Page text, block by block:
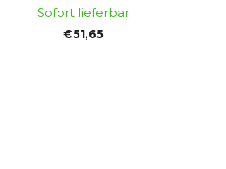
Sofort lieferbar
€51,65